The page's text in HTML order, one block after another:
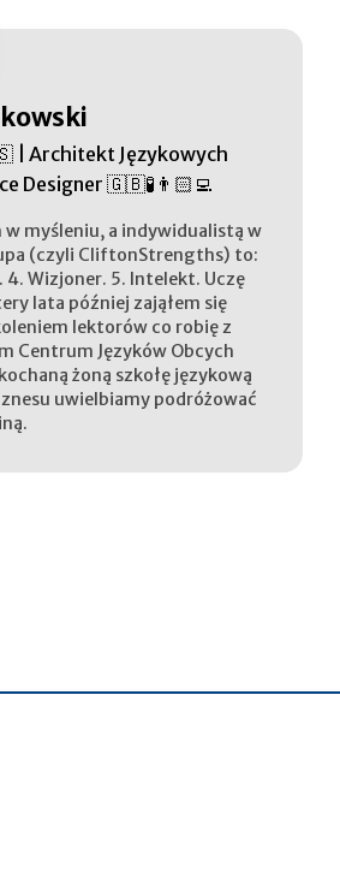
| Architekt Językowych
Designer 🇬🇧🧪👨🏻‍💻
w myśleniu, a indywidualistą w
(czyli CliftonStrengths) to:
4. Wizjoner. 5. Intelekt. Uczę
lata później zająłem się
lektorów co robię z
Centrum Języków Obcych
żoną szkołę językową
uwielbiamy podróżować